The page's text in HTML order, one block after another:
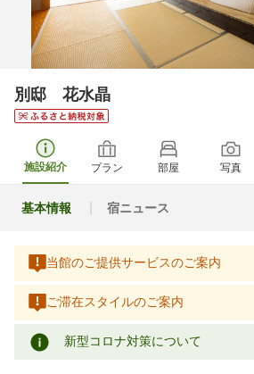
別邸 花水晶
施設紹介 プラン 部屋 写真
基本情報 宿ニュース
当館のご提供サービスのご案内
ご滞在スタイルのご案内
新型コロナ対策について